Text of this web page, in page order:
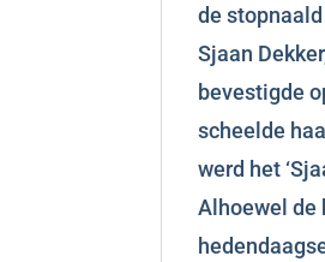
de
Sjaan
bevestigde
scheelde
werd het
Alhoewel de